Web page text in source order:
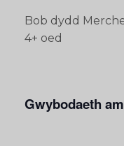
Bob dydd
4+ oed
Gwybodaeth